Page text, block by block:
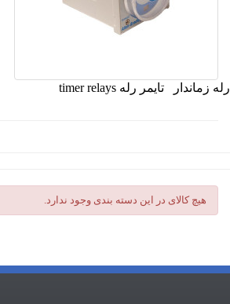
رله زماندار تایمر رله timer relays
هیچ کالای در این دسته بندی وجود ندارد.